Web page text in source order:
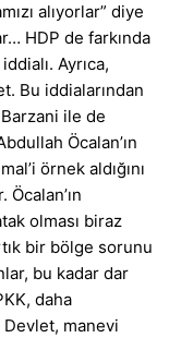
alıyorlar” diye
HDP de farkında
Ayrıca,
Bu iddialarından
ile de
Öcalan’ın
örnek aldığını
olması biraz
bir bölge sorunu
bu kadar dar
daha
manevi